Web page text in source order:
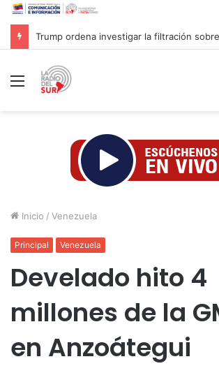
Menú
Inicio / Venezuela
Principal Venezuela
Develado hito 4
millones de la
en Anzoátegui